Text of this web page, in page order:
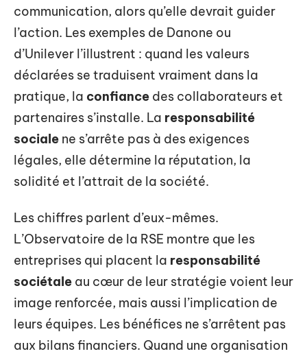
communication, alors qu’elle devrait guider
l’action. Les exemples de Danone ou
d’Unilever l’illustrent : quand les valeurs
déclarées se traduisent vraiment dans la
pratique, la confiance des collaborateurs et
partenaires s’installe. La responsabilité
sociale ne s’arrête pas à des exigences
légales, elle détermine la réputation, la
solidité et l’attrait de la société.
Les chiffres parlent d’eux-mêmes.
L’Observatoire de la RSE montre que les
entreprises qui placent la responsabilité
sociétale au cœur de leur stratégie voient leur
image renforcée, mais aussi l’implication de
leurs équipes. Les bénéfices ne s’arrêtent pas
aux bilans financiers. Quand une organisation